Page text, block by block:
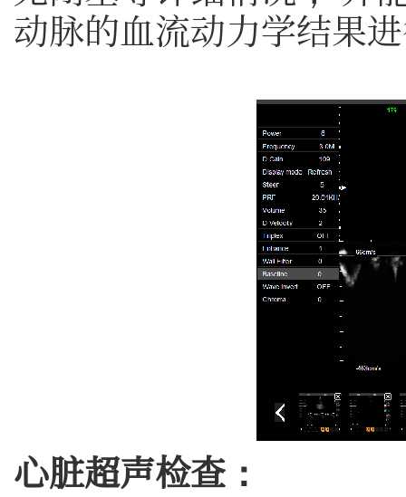
动脉的血流动力学结果
心脏超声检查：